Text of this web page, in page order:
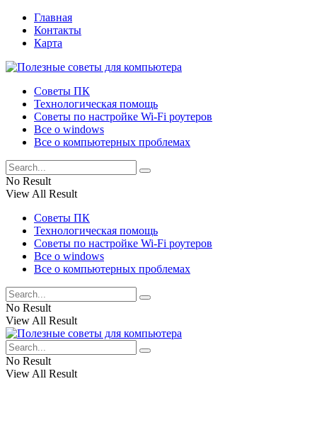
Главная
Контакты
Карта
Советы ПК
Технологическая помощь
Советы по настройке Wi-Fi роутеров
Все о windows
Все о компьютерных проблемах
No Result
View All Result
Советы ПК
Технологическая помощь
Советы по настройке Wi-Fi роутеров
Все о windows
Все о компьютерных проблемах
No Result
View All Result
No Result
View All Result